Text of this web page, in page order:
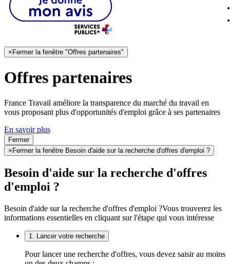
× Fermer la fenêtre "Offres partenaires"
Offres partenaires
France Travail améliore la transparence du marché du travail en
vous proposant plus d'opportunités d'emploi grâce à ses partenaires
En savoir plus
Fermer
× Fermer la fenêtre Besoin d'aide sur la recherche d'offres d'emploi ?
Besoin d'aide sur la recherche d'offres
d'emploi ?
Besoin d'aide sur la recherche d'offres d'emploi ?Vous trouverez les
informations essentielles en cliquant sur l'étape qui vous intéresse
1. Lancer votre recherche
Pour lancer une recherche d'offres, vous devez saisir au moins